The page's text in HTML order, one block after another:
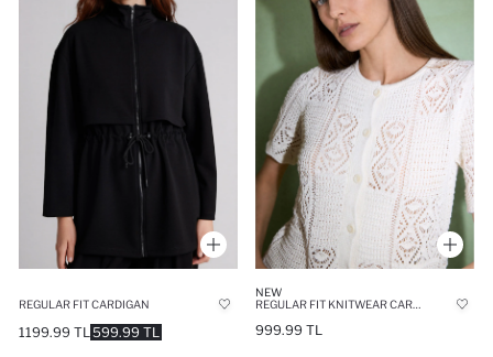
REGULAR FIT CARDIGAN
599.99 TL
1199.99 TL
NEW
999.99 TL